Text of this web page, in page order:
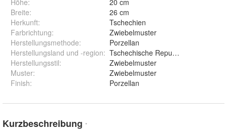
Höhe:
20 cm
Breite:
26 cm
Herkunft:
Tschechien
Farbrichtung:
Zwiebelmuster
Herstellungsmethode:
Porzellan
Herstellungsland und -region: Tschechische Republik
Herstellungsstil:
Zwiebelmuster
Muster:
Zwiebelmuster
Finish: Porzellan
Kurzbeschreibung *